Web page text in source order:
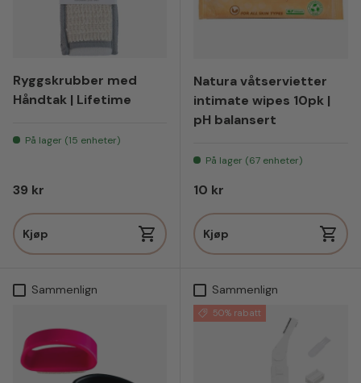
Ryggskrubber med
Håndtak | Lifetime
På lager (15 enheter)
Vanlig pris
39 kr
Kjøp
Natura våtservietter
intimate wipes 10pk |
pH balansert
På lager (67 enheter)
Vanlig pris
10 kr
Kjøp
Sammenlign Sammenlign
50% rabatt